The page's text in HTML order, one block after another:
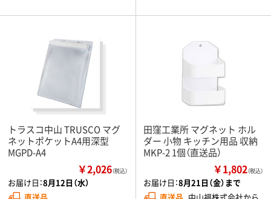
トラスコ中山 TRUSCO マグ
ネットポケットA4用深型
MGPD-A4
￥2,026（税込）
お届け日：8月12日（水）
田窪工業所 マグネット ホル
ダー 小物 キッチン用品 収納
MKP-2 1個（直送品）
￥1,802（税込）
お届け日：8月21日（金）まで